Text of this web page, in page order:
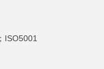
ISO5001